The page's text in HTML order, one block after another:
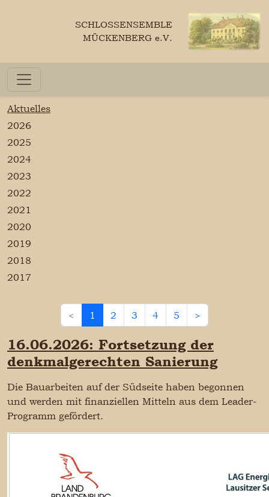
SCHLOSSENSEMBLE
MÜCKENBERG e.V.
Aktuelles
2026
2025
2024
2023
2022
2021
2020
2019
2018
2017
< 1 2 3 4 5 >
16.06.2026: Fortsetzung der
denkmalgerechten Sanierung
Die Bauarbeiten auf der Südseite haben begonnen
und werden mit finanziellen Mitteln aus dem Leader-
Programm gefördert.